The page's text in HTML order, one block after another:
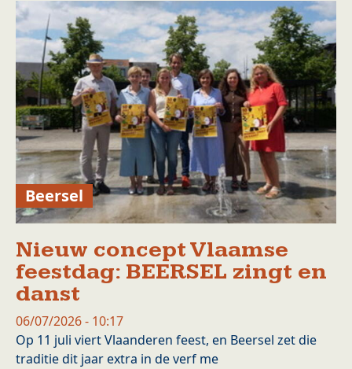
Beersel
Nieuw concept Vlaamse
feestdag: BEERSEL zingt en
danst
06/07/2026 - 10:17
Op 11 juli viert Vlaanderen feest, en Beersel zet die
traditie dit jaar extra in de verf me